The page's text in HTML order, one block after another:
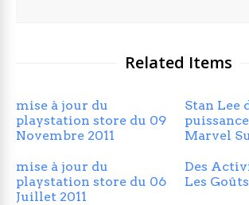
Related Items
mise à jour du
playstation store du 09
Novembre 2011
Stan Lee
Marvel
mise à jour du
playstation store du 06
Juillet 2011
Des
Les